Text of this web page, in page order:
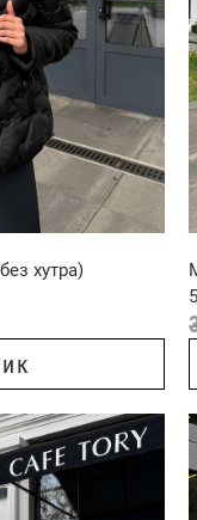
хутра)